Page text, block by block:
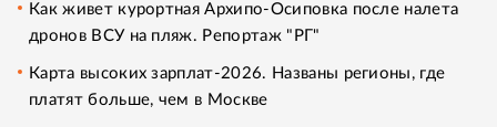
Как живет курортная Архипо-Осиповка после налета
дронов ВСУ на пляж. Репортаж "РГ"
Карта высоких зарплат-2026. Названы регионы, где
платят больше, чем в Москве